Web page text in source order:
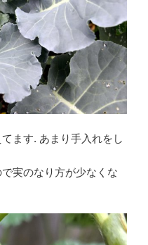
ます. あまり手入れをし
実のなり方が少なくな